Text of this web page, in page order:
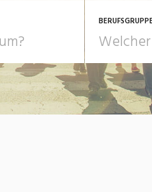
PensumBildung, Kunst,
Berufe, Sport